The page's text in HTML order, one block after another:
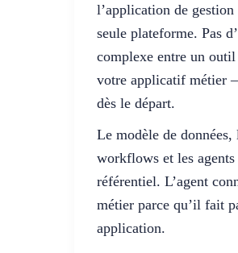
l’application de gestion
seule plateforme. Pas
complexe entre un
votre applicatif métier
dès le départ.
Le modèle de données,
workflows et les
référentiel. L’agent
métier parce qu’il fait
application.